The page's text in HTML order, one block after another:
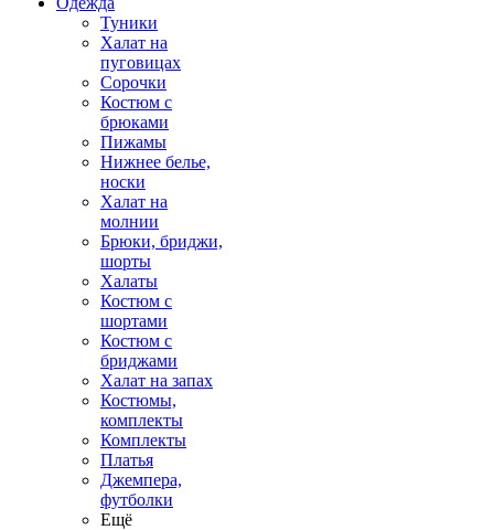
Туники
Халат на
пуговицах
Сорочки
Костюм с
брюками
Пижамы
Нижнее белье,
носки
Халат на
молнии
Брюки, бриджи,
шорты
Халаты
Костюм с
шортами
Костюм с
бриджами
Халат на запах
Костюмы,
комплекты
Комплекты
Платья
Джемпера,
футболки
Ещё